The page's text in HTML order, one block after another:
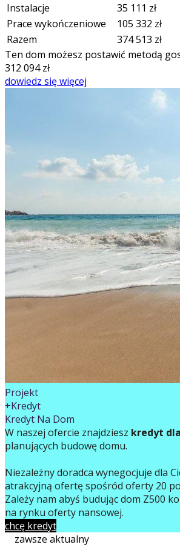
Instalacje
35 111 zł
Prace wykończeniowe
105 332 zł
Razem
374 513 zł
Ten dom możesz postawić metodą
312 094zł
dowiedz się więcej
Projekt
+Kredyt
Kredyt Na Dom
W naszej ofercie znajdziesz kredyt
planujących budowę domu.
Niezależny doradca wynegocjuje dla
atrakcyjną ofertę spośród oferty 20
Zależy nam abyś budując dom Z500
na rynku oferty finansowej.
chcę kredyt
zawsze aktualny